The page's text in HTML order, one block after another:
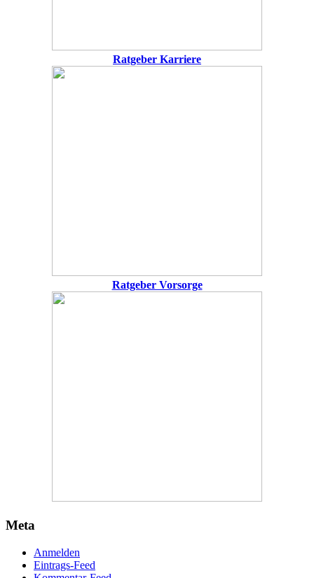
Ratgeber Karriere
Ratgeber Vorsorge
Meta
Anmelden
Eintrags-Feed